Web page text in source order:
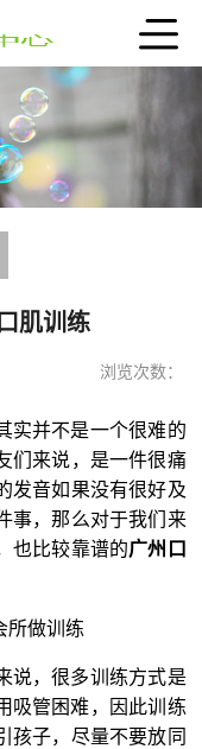
肌训练
浏览次数：
实并不是一个很难的
们来说，是一件很痛
发音如果没有很好及
事，那么对于我们来
也比较靠谱的广州口
所做训练
说，很多训练方式是
管困难，因此训练
孩子，尽量不要放同